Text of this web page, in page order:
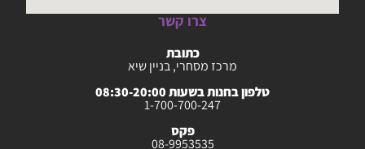
צרו קשר
כתובת
מרכז מסחרי, בניין שיא
טלפון בחנות בשעות 08:30-20:00
1-700-700-247
פקס
08-9953535